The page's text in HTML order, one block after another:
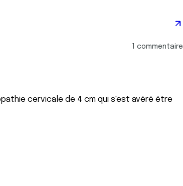
1 commentaire
cervicale de 4 cm qui s'est avéré être